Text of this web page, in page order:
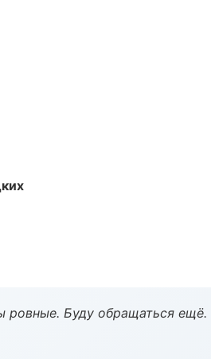
ровные. Буду обращаться ещё.